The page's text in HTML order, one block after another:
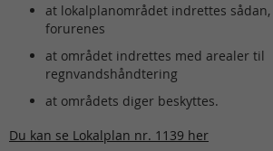
at lokalplanområdet indrettes
forurenes
at området indrettes med arealer til
regnvandshåndtering
at områdets diger beskyttes.
Du kan se Lokalplan nr. 1139 her